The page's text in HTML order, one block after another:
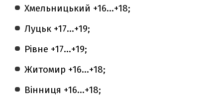
Хмельницький +16...+18;
Луцьк +17...+19;
Рівне +17...+19;
Житомир +16...+18;
Вінниця +16...+18;